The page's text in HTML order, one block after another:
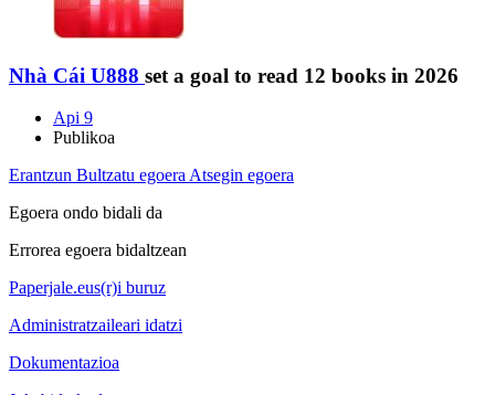
Nhà Cái U888 set a goal to read 12 books in 2026
Api 9
Publikoa
Erantzun Bultzatu egoera Atsegin egoera
Egoera ondo bidali da
Errorea egoera bidaltzean
Paperjale.eus(r)i buruz
Administratzaileari idatzi
Dokumentazioa